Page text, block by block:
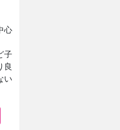
心
子
良
い